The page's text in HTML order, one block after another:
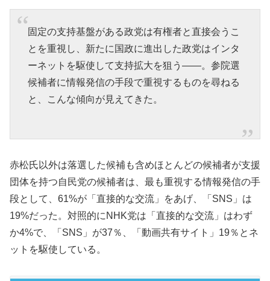
固定の支持基盤がある政党は有権者と直接会うこ
とを重視し、新たに国政に進出した政党はインタ
ーネットを駆使して支持拡大を狙う――。参院選
候補者に情報発信の手段で重視するものを尋ねる
と、こんな傾向が見えてきた。
赤松氏以外は落選した候補も含めほとんどの候補者が支援
団体を持つ自民党の候補者は、最も重視する情報発信の手
段として、61%が「直接的な交流」をあげ、「SNS」は
19%だった。対照的にNHK党は「直接的な交流」はわず
か4%で、「SNS」が37％、「動画共有サイト」19％とネ
ットを駆使している。